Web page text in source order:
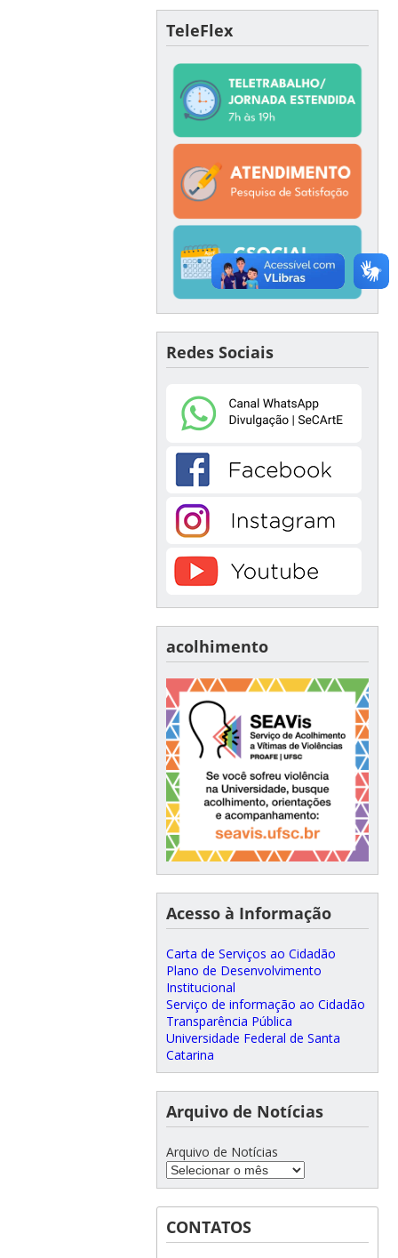
TeleFlex
Redes Sociais
acolhimento
Acesso à Informação
Carta de Serviços ao Cidadão
Plano de Desenvolvimento
Institucional
Serviço de informação ao Cidadão
Transparência Pública
Universidade Federal de Santa
Catarina
Arquivo de Notícias
Arquivo de Notícias
CONTATOS